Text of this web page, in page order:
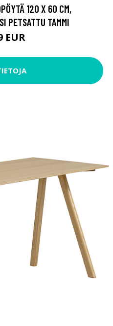
120 X 60 CM,
PETSATTU TAMMI
EUR